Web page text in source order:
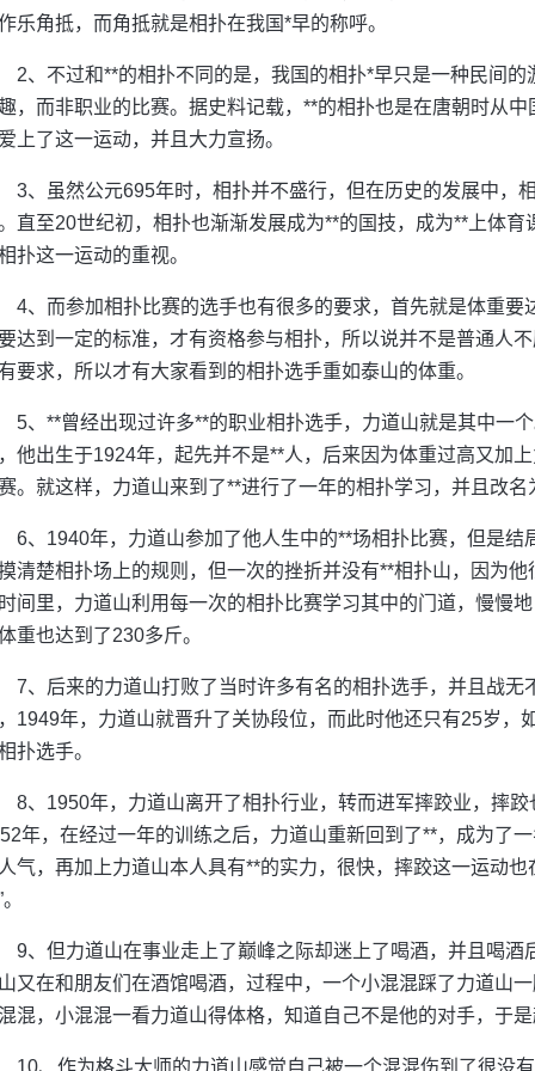
乐角抵，而角抵就是相扑在我国*早的称呼。
2、不过和**的相扑不同的是，我国的相扑*早只是一种民间
，而非职业的比赛。据史料记载，**的相扑也是在唐朝时从
上了这一运动，并且大力宣扬。
3、虽然公元695年时，相扑并不盛行，但在历史的发展中，
直至20世纪初，相扑也渐渐发展成为**的国技，成为**上体
扑这一运动的重视。
4、而参加相扑比赛的选手也有很多的要求，首先就是体重
达到一定的标准，才有资格参与相扑，所以说并不是普通人
要求，所以才有大家看到的相扑选手重如泰山的体重。
5、**曾经出现过许多**的职业相扑选手，力道山就是其中一
他出生于1924年，起先并不是**人，后来因为体重过高又加
。就这样，力道山来到了**进行了一年的相扑学习，并且改名
6、1940年，力道山参加了他人生中的**场相扑比赛，但是
清楚相扑场上的规则，但一次的挫折并没有**相扑山，因为
间里，力道山利用每一次的相扑比赛学习其中的门道，慢慢
重也达到了230多斤。
7、后来的力道山打败了当时许多有名的相扑选手，并且战无
1949年，力道山就晋升了关协段位，而此时他还只有25岁，
扑选手。
8、1950年，力道山离开了相扑行业，转而进军摔跤业，摔
年，在经过一年的训练之后，力道山重新回到了**，成为了
气，再加上力道山本人具有**的实力，很快，摔跤这一运动
9、但力道山在事业走上了巅峰之际却迷上了喝酒，并且喝
又在和朋友们在酒馆喝酒，过程中，一个小混混踩了力道山
混，小混混一看力道山得体格，知道自己不是他的对手，于
10、作为格斗大师的力道山感觉自己被一个混混伤到了很没